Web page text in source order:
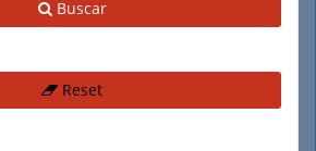
Buscar
Reset